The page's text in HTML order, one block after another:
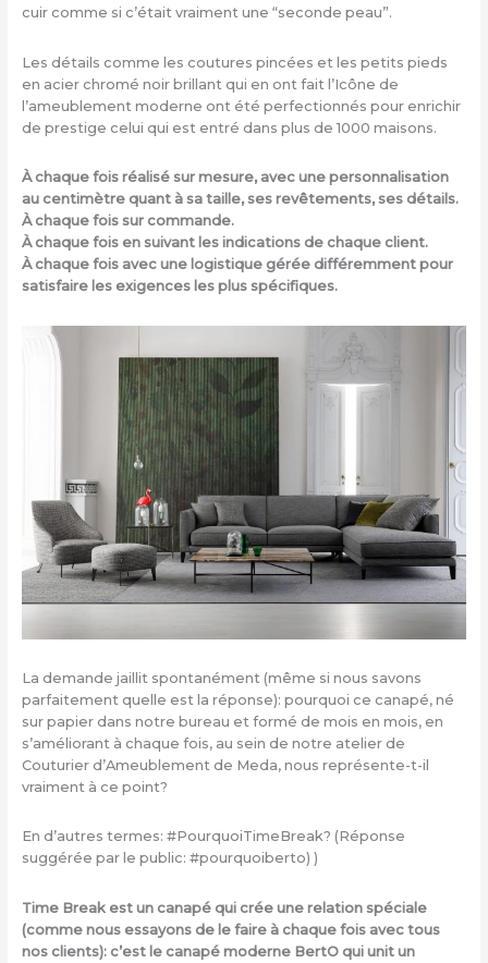
cuir comme si c’était vraiment une “seconde peau”.
Les détails comme les coutures pincées et les petits pieds
en acier chromé noir brillant qui en ont fait l’Icône de
l’ameublement moderne ont été perfectionnés pour enrichir
de prestige celui qui est entré dans plus de 1000 maisons.
À chaque fois réalisé sur mesure, avec une personnalisation
au centimètre quant à sa taille, ses revêtements, ses détails.
À chaque fois sur commande.
À chaque fois en suivant les indications de chaque client.
À chaque fois avec une logistique gérée différemment pour
satisfaire les exigences les plus spécifiques.
La demande jaillit spontanément (même si nous savons
parfaitement quelle est la réponse): pourquoi ce canapé, né
sur papier dans notre bureau et formé de mois en mois, en
s’améliorant à chaque fois, au sein de notre atelier de
Couturier d’Ameublement de Meda, nous représente-t-il
vraiment à ce point?
En d’autres termes: #PourquoiTimeBreak? (Réponse
suggérée par le public: #pourquoiberto) )
Time Break est un canapé qui crée une relation spéciale
(comme nous essayons de le faire à chaque fois avec tous
nos clients): c’est le canapé moderne BertO qui unit un